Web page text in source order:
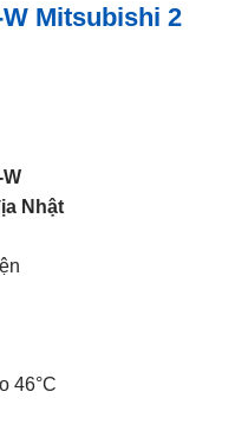
Mitsubishi 2
VNĐ.
Nhật
46°C